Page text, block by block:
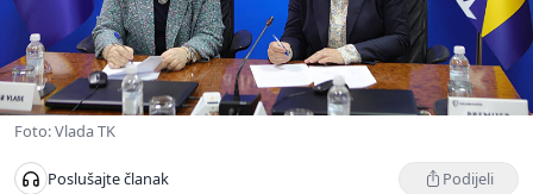
Foto: Vlada TK
Poslušajte članak Podijeli